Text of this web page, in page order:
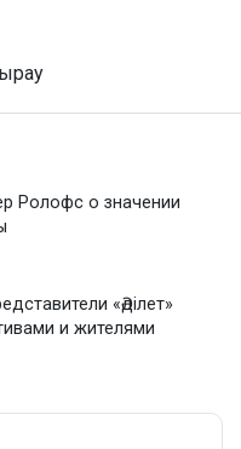
Ролофс о значении
«Әділет»
и жителями